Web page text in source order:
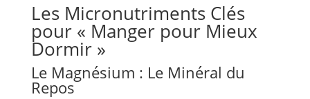
Les Micronutriments Clés
pour « Manger pour Mieux
Dormir »
Le Magnésium : Le Minéral du
Repos